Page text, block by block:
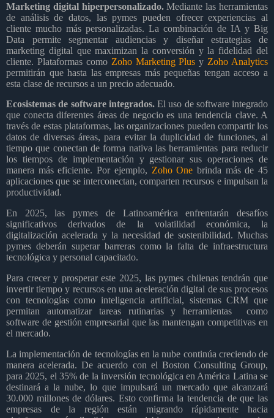
Marketing digital hiperpersonalizado.Mediante las herramientas
de análisis de datos, las pymes pueden ofrecer experiencias al
cliente mucho más personalizadas. La combinación de IA y Big
Data permite segmentar audiencias y diseñar estrategias de
marketing digital que maximizan la conversión y la fidelidad del
cliente. Plataformas como Zoho Marketing Plus y Zoho Analytics
permitirán que hasta las empresas más pequeñas tengan acceso a
esta clase de recursos a un precio adecuado.
Ecosistemas de software integrados.El uso de software integrado
que conecta diferentes áreas de negocio es una tendencia clave. A
través de estas plataformas, las organizaciones pueden compartir los
datos de diversas áreas, para evitar la duplicidad de funciones, al
tiempo que conectan de forma nativa las herramientas para reducir
los tiempos de implementación y gestionar sus operaciones de
manera más eficiente. Por ejemplo, Zoho One brinda más de 45
aplicaciones que se interconectan, comparten recursos e impulsan la
productividad.
En 2025, las pymes de Latinoamérica enfrentarán desafíos
significativos derivados de la volatilidad económica, la
digitalización acelerada y la necesidad de sostenibilidad. Muchas
pymes deberán superar barreras como la falta de infraestructura
tecnológica y personal capacitado.
Para crecer y prosperar este 2025, las pymes chilenas tendrán que
invertir tiempo y recursos en una aceleración digital de sus procesos
con tecnologías como inteligencia artificial, sistemas CRM que
permitan automatizar tareas rutinarias y herramientas
como
software de gestión empresarial que las mantengan competitivas en
el mercado.
La implementación de tecnologías en la nube continúa creciendo de
manera acelerada. De acuerdo con el Boston Consulting Group,
para 2025, el 35% de la inversión tecnológica en América Latina se
destinará a la nube, lo que impulsará un mercado que alcanzará
30.000 millones de dólares. Esto confirma la tendencia de que las
empresas de la región están migrando rápidamente hacia